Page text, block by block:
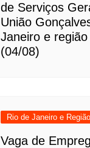
de Serviços
União
Janeiro e
(04/08)
Rio de Janeiro e
Vaga de